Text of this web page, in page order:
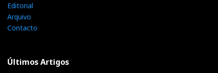
Editorial
Arquivo
Contacto
Últimos Artigos